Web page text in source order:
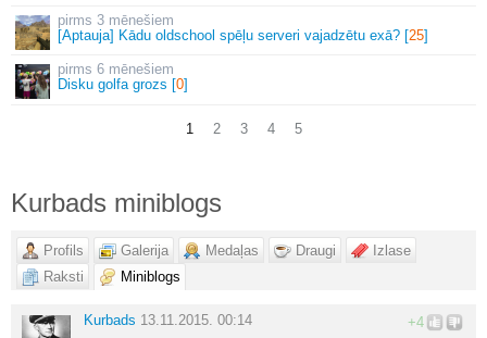
3 mēnešiem
[Aptauja] Kādu oldschool spēļu serveri vajadzētu exā? [25]
6 mēnešiem
Disku golfa grozs [0]
1 2 3 4 5
Kurbads miniblogs
Profils Galerija Medaļas Draugi
Izlase
Raksti
Miniblogs
+4
Kurbads 13.11.2015. 00:14